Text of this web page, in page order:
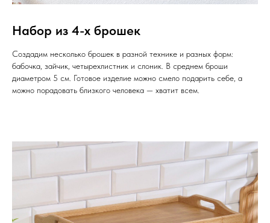
Набор из 4-х брошек
Создадим несколько брошек в разной технике и разных форм:
бабочка, зайчик, четырехлистник и слоник. В среднем броши
диаметром 5 см. Готовое изделие можно смело подарить себе, а
можно порадовать близкого человека — хватит всем.